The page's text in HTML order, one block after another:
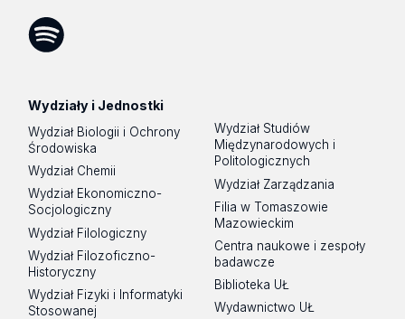
Wydziały i Jednostki
Wydział Biologii i Ochrony
Środowiska
Wydział Chemii
Wydział Ekonomiczno-
Socjologiczny
Wydział Filologiczny
Wydział Filozoficzno-
Historyczny
Wydział Fizyki i Informatyki
Stosowanej
Wydział Studiów
Międzynarodowych i
Politologicznych
Wydział Zarządzania
Filia w Tomaszowie
Mazowieckim
Centra naukowe i zespoły
badawcze
Biblioteka UŁ
Wydawnictwo UŁ